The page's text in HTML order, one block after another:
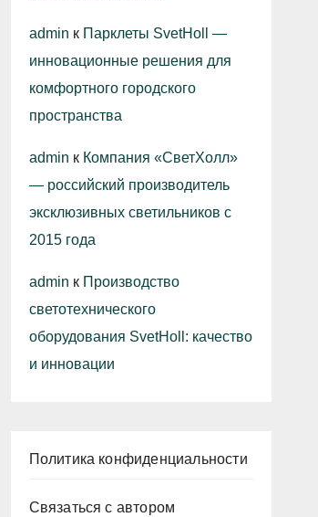
admin к Парклеты SvetHoll —
инновационные решения для
комфортного городского
пространства
admin к Компания «СветХолл»
— российский производитель
эксклюзивных светильников с
2015 года
admin к Производство
светотехнического
оборудования SvetHoll: качество
и инновации
Политика конфиденциальности
Связаться с автором